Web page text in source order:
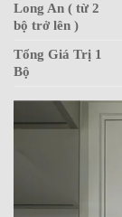
Long An ( từ 2
bộ trở lên )
Tổng Giá Trị 1
Bộ